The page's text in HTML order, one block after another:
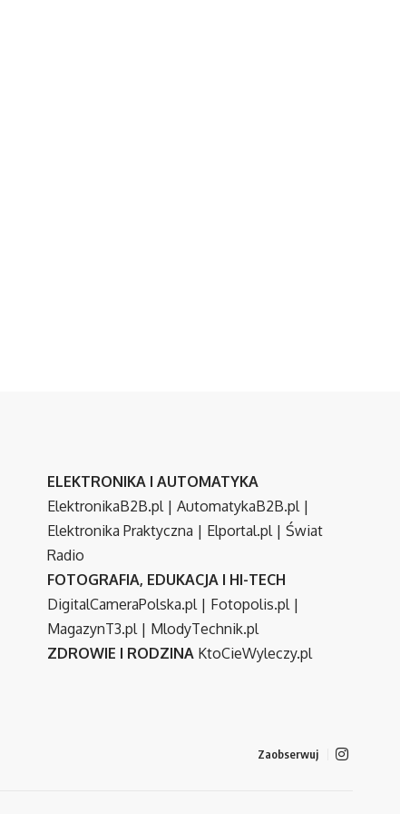
ELEKTRONIKA I AUTOMATYKA
ElektronikaB2B.pl| AutomatykaB2B.pl|
Elektronika Praktyczna | Elportal.pl| Świat
Radio
FOTOGRAFIA, EDUKACJA I HI-TECH
DigitalCameraPolska.pl| Fotopolis.pl|
MagazynT3.pl| MlodyTechnik.pl
ZDROWIE I RODZINA KtoCieWyleczy.pl
Zaobserwuj